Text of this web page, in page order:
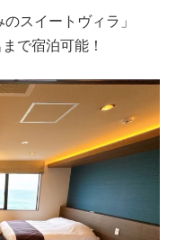
スイートヴィラ」
で宿泊可能！